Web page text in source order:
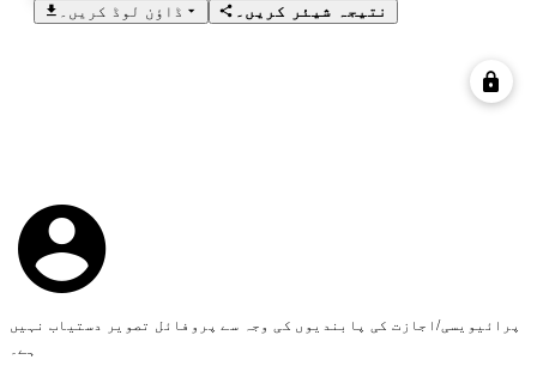
ڈاؤن لوڈ کریں۔
نتیجہ شیئر کریں۔
پرائیویسی/اجازت کی پابندیوں کی وجہ سے پروفائل تصویر دستیاب نہیں
ہے۔